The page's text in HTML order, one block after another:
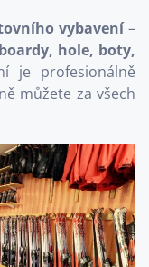
vybavení–
hole, boty,
je profesionálně
můžete za všech